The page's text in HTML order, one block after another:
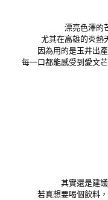
漂亮色澤的
尤其在高雄的炎熱
因為用的是玉井出
每一口都能感受到愛文
其實還是建
若真想要喝個飲料